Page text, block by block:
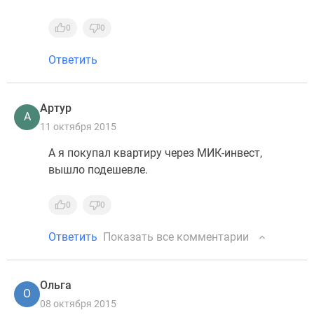
0 0
Ответить
А
Артур
11 октября 2015
А я покупал квартиру через МИК-инвест,
вышло подешевле.
0 0
Ответить Показать все комментарии
О
Ольга
08 октября 2015